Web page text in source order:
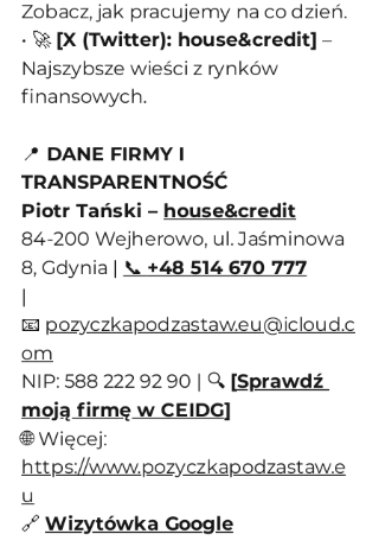
Zobacz, jak pracujemy na co dzień.
• 🚀 [X (Twitter): house&credit] –
Najszybsze wieści z rynków
finansowych.
📍 DANE FIRMY I
TRANSPARENTNOŚĆ
Piotr Tański – house&credit
84-200 Wejherowo, ul. Jaśminowa
8, Gdynia | 📞 +48 514 670 777
|
📧 pozyczkapodzastaw.eu@icloud.c
om
NIP: 588 222 92 90 | 🔍 [Sprawdź
moją firmę w CEIDG]
🌐 Więcej:
https://www.pozyczkapodzastaw.e
u
🔗 Wizytówka Google